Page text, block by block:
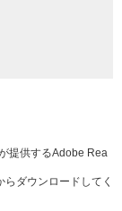
提供するAdobe Rea
ダウンロードしてく